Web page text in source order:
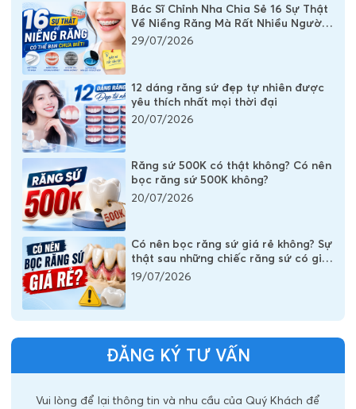
Bác Sĩ Chỉnh Nha Chia Sẻ 16 Sự Thật
Về Niềng Răng Mà Rất Nhiều Người
Vẫn Đang Hiểu Sai
29/07/2026
12 dáng răng sứ đẹp tự nhiên được
yêu thích nhất mọi thời đại
20/07/2026
Răng sứ 500K có thật không? Có nên
bọc răng sứ 500K không?
20/07/2026
Có nên bọc răng sứ giá rẻ không? Sự
thật sau những chiếc răng sứ có giá
vài trăm nghìn
19/07/2026
ĐĂNG KÝ TƯ VẤN
Vui lòng để lại thông tin và nhu cầu của Quý Khách để